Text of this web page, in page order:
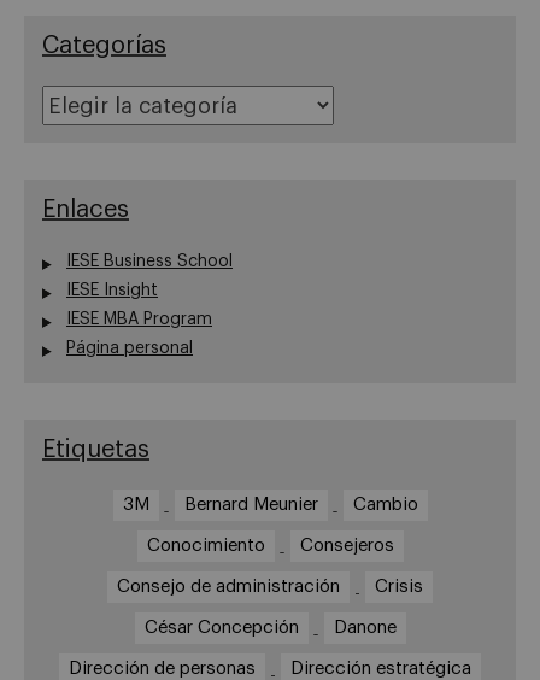
Categorías
Enlaces
IESE Business School
IESE Insight
IESE MBA Program
Página personal
Etiquetas
3M Bernard Meunier Cambio
Conocimiento Consejeros
Consejo de administración Crisis
César Concepción Danone
Dirección de personas Dirección estratégica